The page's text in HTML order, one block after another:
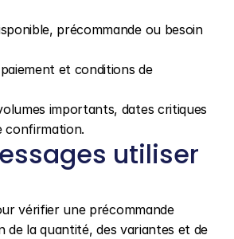
précommande ou besoin
et conditions de
importants, dates critiques
confirmation.
utiliser
vérifier une précommande
de la quantité, des variantes et de